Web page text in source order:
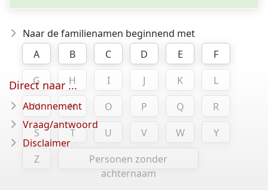
Naar de familienamen beginnend met
A
B C D E
F
G
H I J K
L
M
N O P Q
R
S
T U V W
Y
Z
Personen zonder
achternaam
Direct naar ...
Abonnement
Vraag/antwoord
Disclaimer